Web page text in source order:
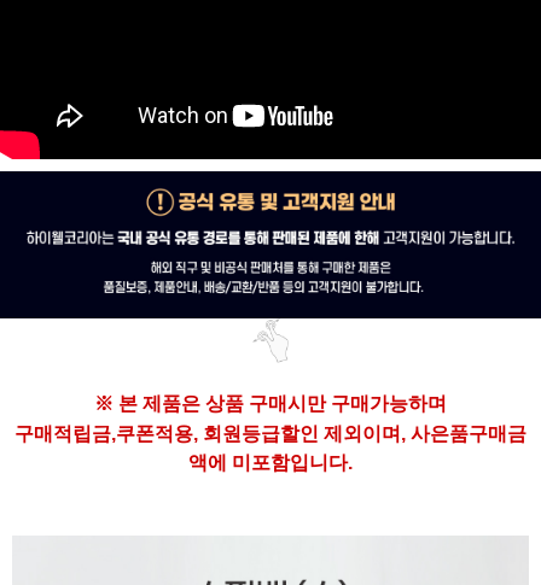
※ 본 제품은 상품 구매시만 구매가능하며
구매 적립금,쿠폰적용, 회원등급할인 제외이며, 사은품구매금
액에 미포함입니다.